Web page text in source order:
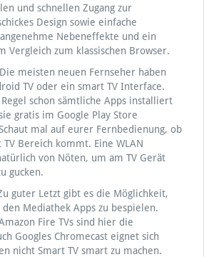
und schnellen Zugang zur
Design sowie einfache
Nebeneffekte und ein
Vergleich zum klassischen Browser.
meisten neuen Fernseher haben
TV oder ein smart TV Interface.
schon sämtliche Apps installiert
gratis im Google Play Store
mal auf eurer Fernbedienung, ob
Bereich kommt. Eine WLAN
von Nöten, um am TV Gerät
gucken.
guter Letzt gibt es die Möglichkeit,
Mediathek Apps zu bespielen.
Fire TVs sind hier die
Googles Chromecast eignet sich
nicht Smart TV smart zu machen.